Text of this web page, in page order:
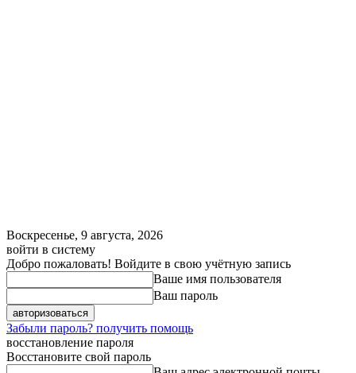
Воскресенье, 9 августа, 2026
войти в систему
Добро пожаловать! Войдите в свою учётную запись
Ваше имя пользователя
Ваш пароль
Забыли пароль? получить помощь
восстановление пароля
Восстановите свой пароль